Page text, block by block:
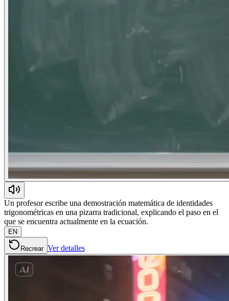
Un profesor escribe una demostración matemática de identidades
trigonométricas en una pizarra tradicional, explicando el paso en el
que se encuentra actualmente en la ecuación.
EN
Recrear Ver detalles